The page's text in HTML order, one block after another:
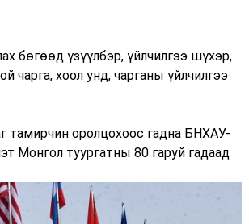
бөгөөд үзүүлбэр, үйлчилгээ шүхэр,
чарга, хоол унд, чарганы үйлчилгээ
тамирчин оролцохоос гадна БНХАУ-
Монгол туургатны 80 гаруй гадаад